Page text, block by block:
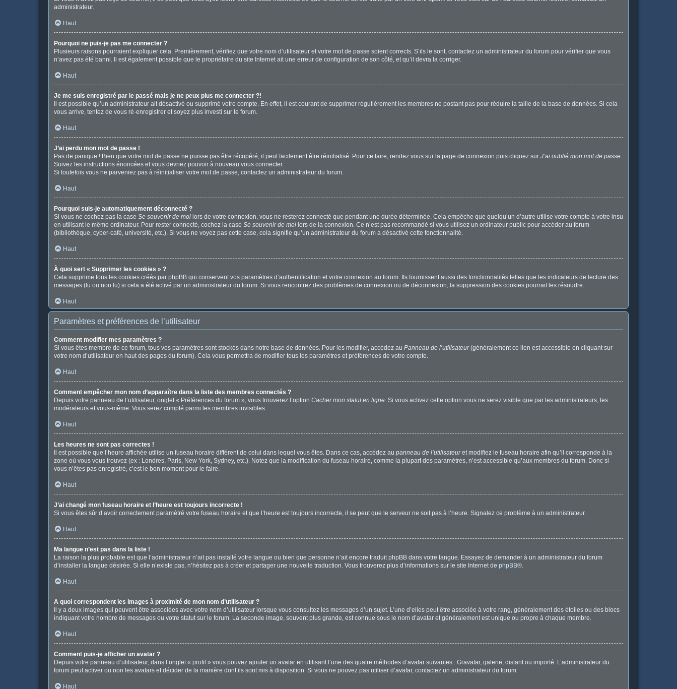
administrateur.
Haut
Pourquoi ne puis-je pas me connecter ?
Plusieurs raisons pourraient expliquer cela. Premièrement, vérifiez que votre nom d’utilisateur et votre mot de passe soient corrects. S’ils le sont, contactez un administrateur du forum pour vérifier que vous
n’avez pas été banni. Il est également possible que le propriétaire du site Internet ait une erreur de configuration de son côté, et qu’il devra la corriger.
Haut
Je me suis enregistré par le passé mais je ne peux plus me connecter ?!
Il est possible qu’un administrateur ait désactivé ou supprimé votre compte. En effet, il est courant de supprimer régulièrement les membres ne postant pas pour réduire la taille de la base de données. Si cela
vous arrive, tentez de vous ré-enregistrer et soyez plus investi sur le forum.
Haut
J’ai perdu mon mot de passe !
Pas de panique ! Bien que votre mot de passe ne puisse pas être récupéré, il peut facilement être réinitialisé. Pour ce faire, rendez vous sur la page de connexion puis cliquez sur J’ai oublié mon mot de passe.
Suivez les instructions énoncées et vous devriez pouvoir à nouveau vous connecter.
Si toutefois vous ne parveniez pas à réinitialiser votre mot de passe, contactez un administrateur du forum.
Haut
Pourquoi suis-je automatiquement déconnecté ?
Si vous ne cochez pas la case Se souvenir de moi lors de votre connexion, vous ne resterez connecté que pendant une durée déterminée. Cela empêche que quelqu’un d’autre utilise votre compte à votre insu
en utilisant le même ordinateur. Pour rester connecté, cochez la case Se souvenir de moi lors de la connexion. Ce n’est pas recommandé si vous utilisez un ordinateur public pour accéder au forum
(bibliothèque, cyber-café, université, etc.). Si vous ne voyez pas cette case, cela signifie qu’un administrateur du forum a désactivé cette fonctionnalité.
Haut
À quoi sert « Supprimer les cookies » ?
Cela supprime tous les cookies créés par phpBB qui conservent vos paramètres d’authentification et votre connexion au forum. Ils fournissent aussi des fonctionnalités telles que les indicateurs de lecture des
messages (lu ou non lu) si cela a été activé par un administrateur du forum. Si vous rencontrez des problèmes de connexion ou de déconnexion, la suppression des cookies pourrait les résoudre.
Haut
Paramètres et préférences de l’utilisateur
Comment modifier mes paramètres ?
Si vous êtes membre de ce forum, tous vos paramètres sont stockés dans notre base de données. Pour les modifier, accédez au Panneau de l’utilisateur(généralement ce lien est accessible en cliquant sur
votre nom d’utilisateur en haut des pages du forum). Cela vous permettra de modifier tous les paramètres et préférences de votre compte.
Haut
Comment empêcher mon nom d’apparaître dans la liste des membres connectés ?
Depuis votre panneau de l’utilisateur, onglet « Préférences du forum », vous trouverez l’option Cacher mon statut en ligne. Si vous activez cette option vous ne serez visible que par les administrateurs, les
modérateurs et vous-même. Vous serez compté parmi les membres invisibles.
Haut
Les heures ne sont pas correctes !
Il est possible que l’heure affichée utilise un fuseau horaire différent de celui dans lequel vous êtes. Dans ce cas, accédez au panneau de l’utilisateuret modifiez le fuseau horaire afin qu’il corresponde à la
zone où vous vous trouvez (ex : Londres, Paris, New York, Sydney, etc.). Notez que la modification du fuseau horaire, comme la plupart des paramètres, n’est accessible qu’aux membres du forum. Donc si
vous n’êtes pas enregistré, c’est le bon moment pour le faire.
Haut
J’ai changé mon fuseau horaire et l’heure est toujours incorrecte !
Si vous êtes sûr d’avoir correctement paramétré votre fuseau horaire et que l’heure est toujours incorrecte, il se peut que le serveur ne soit pas à l’heure. Signalez ce problème à un administrateur.
Haut
Ma langue n’est pas dans la liste !
La raison la plus probable est que l’administrateur n’ait pas installé votre langue ou bien que personne n’ait encore traduit phpBB dans votre langue. Essayez de demander à un administrateur du forum
d’installer la langue désirée. Si elle n’existe pas, n’hésitez pas à créer et partager une nouvelle traduction. Vous trouverez plus d’informations sur le site Internet de phpBB®.
Haut
A quoi correspondent les images à proximité de mon nom d’utilisateur ?
Il y a deux images qui peuvent être associées avec votre nom d’utilisateur lorsque vous consultez les messages d’un sujet. L’une d’elles peut être associée à votre rang, généralement des étoiles ou des blocs
indiquant votre nombre de messages ou votre statut sur le forum. La seconde image, souvent plus grande, est connue sous le nom d’avatar et généralement est unique ou propre à chaque membre.
Haut
Comment puis-je afficher un avatar ?
Depuis votre panneau d’utilisateur, dans l’onglet « profil » vous pouvez ajouter un avatar en utilisant l’une des quatre méthodes d’avatar suivantes : Gravatar, galerie, distant ou importé. L’administrateur du
forum peut activer ou non les avatars et décider de la manière dont ils sont mis à disposition. Si vous ne pouvez pas utiliser d’avatar, contactez un administrateur du forum.
Haut